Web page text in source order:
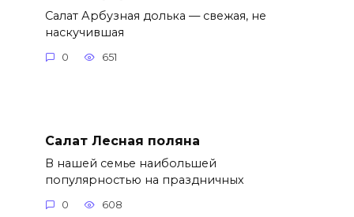
Салат Арбузная долька — свежая, не
наскучившая
0 651
Салат Лесная поляна
В нашей семье наибольшей
популярностью на праздничных
0 608